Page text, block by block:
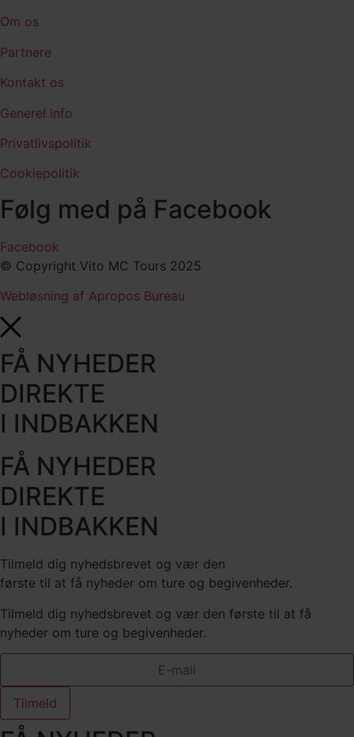
Om os
Partnere
Kontakt os
Generel info
Privatlivspolitik
Cookiepolitik
Følg med på Facebook
Facebook
© Copyright Vito MC Tours 2025
Webløsning af Apropos Bureau
FÅ NYHEDER
DIREKTE
I INDBAKKEN
FÅ NYHEDER
DIREKTE
I INDBAKKEN
Tilmeld dig nyhedsbrevet og vær den
første til at få nyheder om ture og begivenheder.
Tilmeld dig nyhedsbrevet og vær den første til at få
nyheder om ture og begivenheder.
Tilmeld